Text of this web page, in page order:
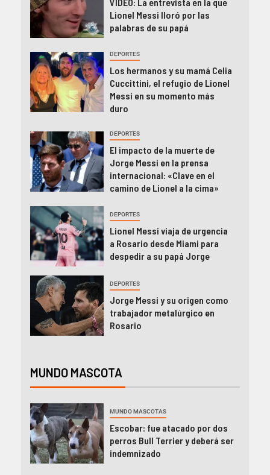
Lionel Messi lloró por las
palabras de su papá
DEPORTES
Los hermanos y su mamá Celia
Cuccittini, el refugio de Lionel
Messi en su momento más
duro
DEPORTES
El impacto de la muerte de
Jorge Messi en la prensa
internacional: «Clave en el
camino de Lionel a la cima»
DEPORTES
Lionel Messi viaja de urgencia
a Rosario desde Miami para
despedir a su papá Jorge
DEPORTES
Jorge Messi y su origen como
trabajador metalúrgico en
Rosario
MUNDO MASCOTA
MUNDO MASCOTAS
Escobar: fue atacado por dos
perros Bull Terrier y deberá ser
indemnizado